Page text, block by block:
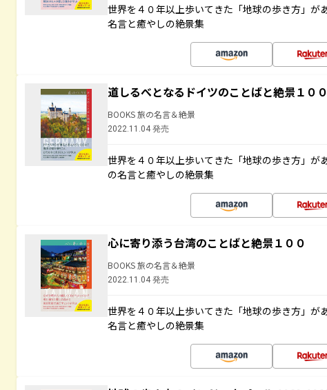
世界を４０年以上歩いてきた「地球の歩き方」が
名言と癒やしの絶景集
道しるべとなるドイツのことばと絶景１００
BOOKS 旅の名言＆絶景
2022.11.04 発売
世界を４０年以上歩いてきた「地球の歩き方」が
の名言と癒やしの絶景集
心に寄り添う台湾のことばと絶景１００
BOOKS 旅の名言＆絶景
2022.11.04 発売
世界を４０年以上歩いてきた「地球の歩き方」が
名言と癒やしの絶景集